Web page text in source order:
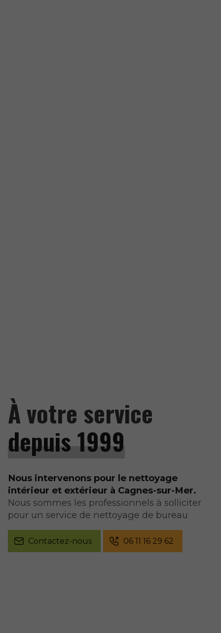
À votre service
depuis 1999
Nous intervenons pour le nettoyage
intérieur et extérieur à Cagnes-sur-Mer.
Nous sommes les professionnels à solliciter
pour un service de nettoyage de bureau
Contactez-nous 06 11 16 29 62